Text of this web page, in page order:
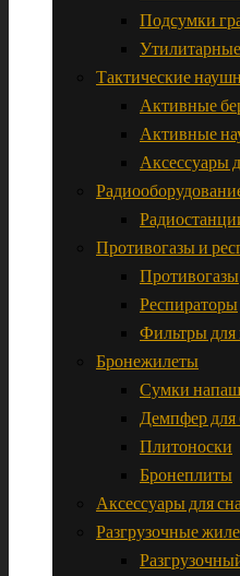
Подсумки
Тактические
Активные
Активные
Аксессуары
Противогазы и
Противогазы
Респираторы
Фильтры для
Бронежилеты
Сумки
Демпфер для
Плитоноски
Бронеплиты
Аксессуары для
Разгрузочные